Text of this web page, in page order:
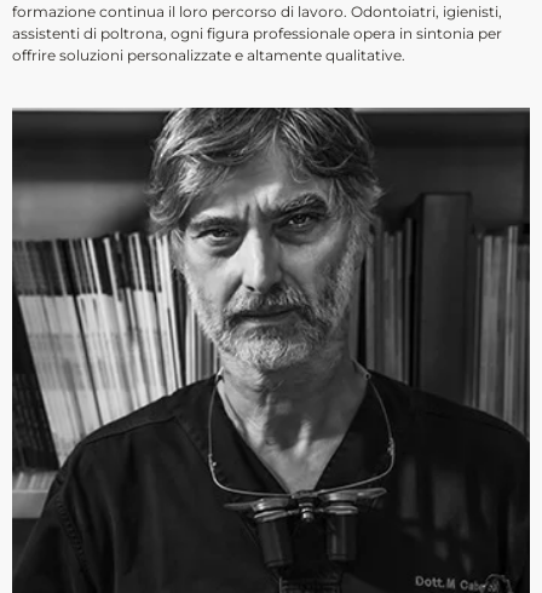
formazione continua il loro percorso di lavoro. Odontoiatri, igienisti,
assistenti di poltrona, ogni figura professionale opera in sintonia per
offrire soluzioni personalizzate e altamente qualitative.